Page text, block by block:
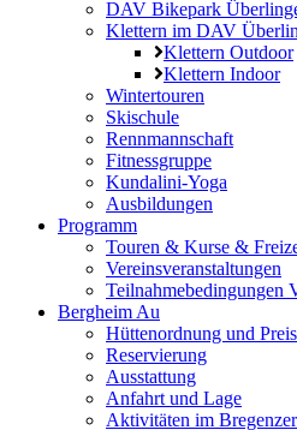
DAV Bikepark
Klettern im DAV
Klettern Outdoor
Klettern Indoor
Wintertouren
Skischule
Rennmannschaft
Fitnessgruppe
Kundalini-Yoga
Ausbildungen
Programm
Touren & Kurse &
Vereinsveranstaltungen
Teilnahmebedingungen
Bergheim Au
Hüttenordnung und
Reservierung
Ausstattung
Anfahrt und Lage
Aktivitäten im